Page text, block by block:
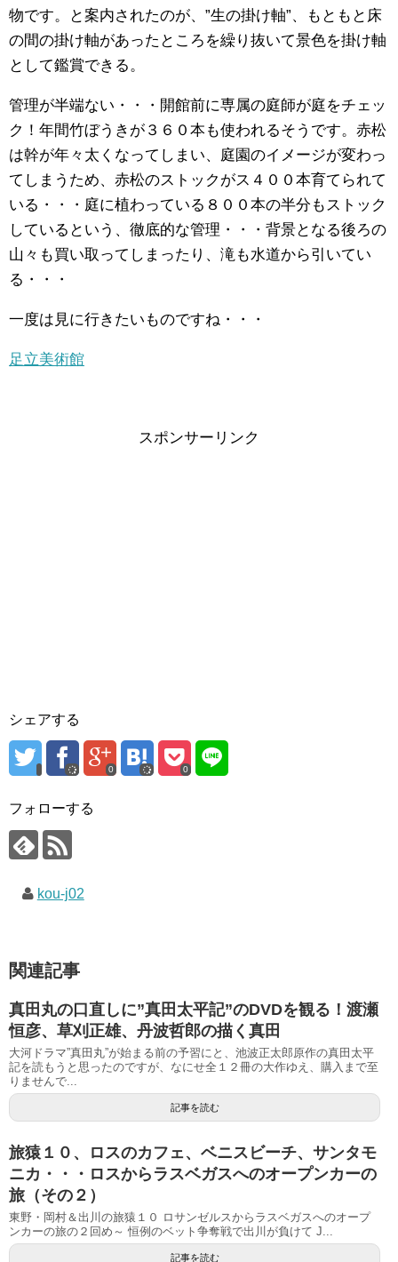
物です。と案内されたのが、”生の掛け軸”、もともと床
の間の掛け軸があったところを繰り抜いて景色を掛け軸
として鑑賞できる。
管理が半端ない・・・開館前に専属の庭師が庭をチェッ
ク！年間竹ぼうきが３６０本も使われるそうです。赤松
は幹が年々太くなってしまい、庭園のイメージが変わっ
てしまうため、赤松のストックがス４００本育てられて
いる・・・庭に植わっている８００本の半分もストック
しているという、徹底的な管理・・・背景となる後ろの
山々も買い取ってしまったり、滝も水道から引いてい
る・・・
一度は見に行きたいものですね・・・
足立美術館
スポンサーリンク
シェアする
0 0
フォローする
kou-j02
関連記事
真田丸の口直しに”真田太平記”のDVDを観る！渡瀬
恒彦、草刈正雄、丹波哲郎の描く真田
大河ドラマ”真田丸”が始まる前の予習にと、池波正太郎原作の真田太平
記を読もうと思ったのですが、なにせ全１２冊の大作ゆえ、購入まで至
りませんで...
記事を読む
旅猿１０、ロスのカフェ、ベニスビーチ、サンタモ
ニカ・・・ロスからラスベガスへのオープンカーの
旅（その２）
東野・岡村＆出川の旅猿１０ ロサンゼルスからラスベガスへのオープ
ンカーの旅の２回め～ 恒例のベット争奪戦で出川が負けて J...
記事を読む